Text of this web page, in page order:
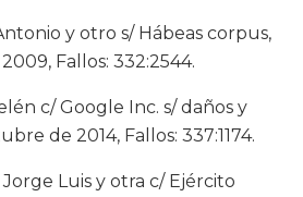
y otro s/ Hábeas corpus,
Fallos: 332:2544.
c/ Google Inc. s/ daños y
de 2014, Fallos: 337:1174.
Luis y otra c/ Ejército